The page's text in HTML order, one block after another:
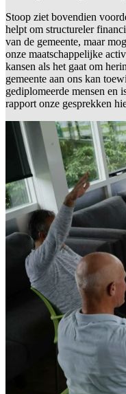
Stoop ziet bovendien
helpt om structureler
van de gemeente, maar
onze maatschappelijke
kansen als het gaat om
gemeente aan ons kan
gediplomeerde mensen en
rapport onze gesprekken